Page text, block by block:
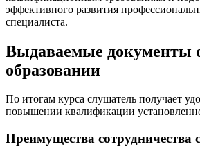
эффективного развития
специалиста.
Выдаваемые документы
образовании
По итогам курса слушатель получает
повышении квалификации
Преимущества